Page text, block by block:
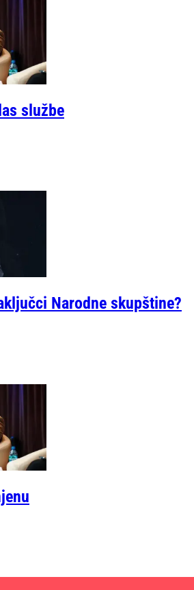
službe
Narodne skupštine?